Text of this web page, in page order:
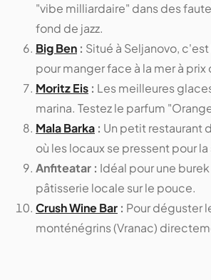
"vibe milliardaire" dans des
fond de jazz.
Big Ben : Situé à Seljanovo,
pour manger face à la mer à prix
Moritz Eis : Les meilleures
marina. Testez le parfum
Mala Barka : Un petit restaurant
où les locaux se pressent pour
Anfiteatar : Idéal pour une
pâtisserie locale sur le pouce.
Crush Wine Bar : Pour déguster
monténégrins (Vranac)